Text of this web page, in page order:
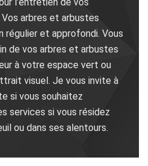
arbres et arbustes
et approfondi. Vous
de vos arbres et arbustes
à votre espace vert ou
visuel. Je vous invite à
si vous souhaitez
services si vous résidez
ou dans ses alentours.